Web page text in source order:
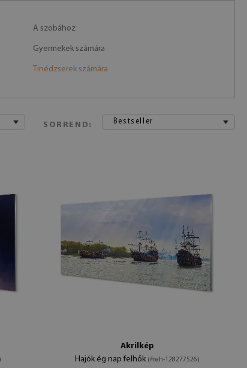
A szobához
Gyermekek számára
Tinédzserek számára
SORREND: Bestseller
Akrilkép
Hajók ég nap felhők (#oah-128277526)